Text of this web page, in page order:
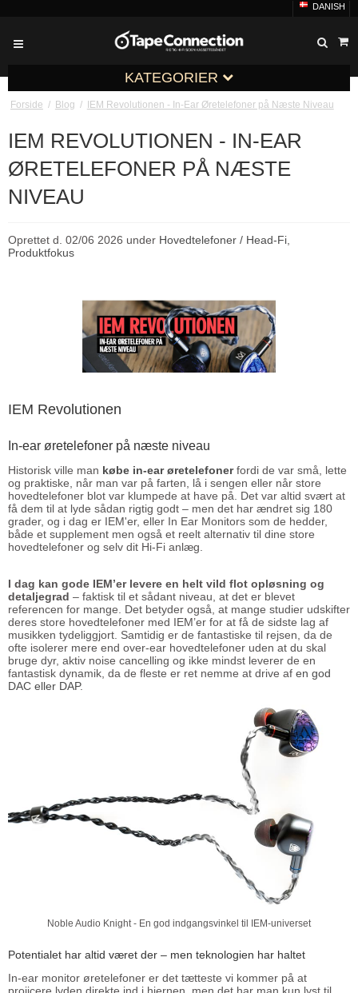
DANISH
KATEGORIER
Forside / Blog / IEM Revolutionen - In-Ear Øretelefoner på Næste Niveau
IEM REVOLUTIONEN - IN-EAR
ØRETELEFONER PÅ NÆSTE
NIVEAU
Oprettet d. 02/06 2026 under Hovedtelefoner / Head-Fi,
Produktfokus
IEM Revolutionen
In-ear øretelefoner på næste niveau
Historisk ville man købe in-ear øretelefonerfordi de var små, lette
og praktiske, når man var på farten, lå i sengen eller når store
hovedtelefoner blot var klumpede at have på. Det var altid svært at
få dem til at lyde sådan rigtig godt – men det har ændret sig 180
grader, og i dag er IEM'er, eller In Ear Monitors som de hedder,
både et supplement men også et reelt alternativ til dine store
hovedtelefoner og selv dit Hi-Fi anlæg.
I dag kan gode IEM’er levere en helt vild flot opløsning og
detaljegrad – faktisk til et sådant niveau, at det er blevet
referencen for mange. Det betyder også, at mange studier udskifter
deres store hovedtelefoner med IEM’er for at få de sidste lag af
musikken tydeliggjort. Samtidig er de fantastiske til rejsen, da de
ofte isolerer mere end over-ear hovedtelefoner uden at du skal
bruge dyr, aktiv noise cancelling og ikke mindst leverer de en
fantastisk dynamik, da de fleste er ret nemme at drive af en god
DAC eller DAP.
Noble Audio Knight - En god indgangsvinkel til IEM-universet
Potentialet har altid været der – men teknologien har haltet
In-ear monitor øretelefoner er det tætteste vi kommer på at
projicere lyden direkte ind i hjernen, men det har man kun lyst til,